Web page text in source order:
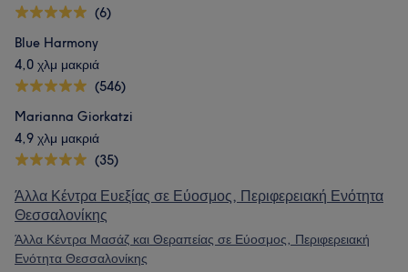
(6)
Blue Harmony
4,0 χλμ μακριά
(546)
Marianna Giorkatzi
4,9 χλμ μακριά
(35)
Άλλα Κέντρα Ευεξίας σε Εύοσμος, Περιφερειακή Ενότητα
Θεσσαλονίκης
Άλλα Κέντρα Μασάζ και Θεραπείας σε Εύοσμος, Περιφερειακή
Ενότητα Θεσσαλονίκης